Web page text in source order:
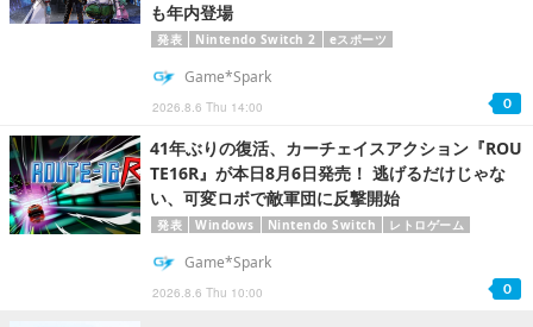
も年内登場
発表 Nintendo Switch 2 eスポーツ
2026.8.6 Thu 14:00
Game*Spark
0
41年ぶりの復活、カーチェイスアクション『ROU
TE16R』が本日8月6日発売！ 逃げるだけじゃな
い、可変ロボで敵軍団に反撃開始
発表 Windows Nintendo Switch レトロゲーム
2026.8.6 Thu 10:00
Game*Spark
0